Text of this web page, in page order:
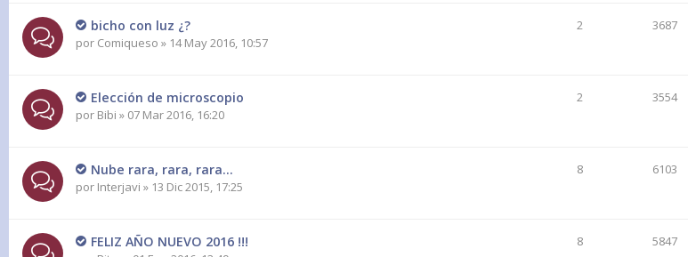
bicho con luz ¿?
por Comiqueso » 14 May 2016, 10:57
2 3687
Elección de microscopio
por Bibi » 07 Mar 2016, 16:20
2 3554
Nube rara, rara, rara...
por Interjavi » 13 Dic 2015, 17:25
8 6103
FELIZ AÑO NUEVO 2016 !!! 8 5847